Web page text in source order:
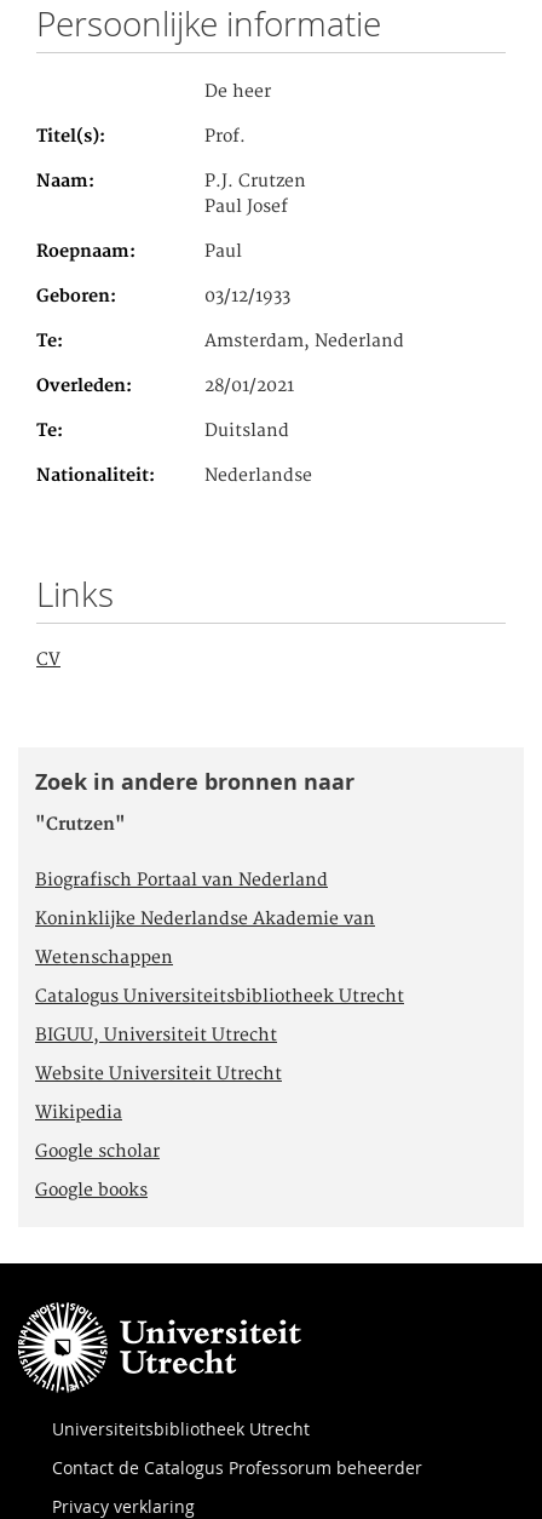
Persoonlijke informatie
De heer
Titel(s) Prof.
Naam
P.J. Crutzen
Paul Josef
Roepnaam Paul
Geboren 03/12/1933
Te Amsterdam, Nederland
Overleden 28/01/2021
Te Duitsland
Nationaliteit Nederlandse
Links
CV
Zoek in andere bronnen naar
"Crutzen"
Biografisch Portaal van Nederland
Koninklijke Nederlandse Akademie van
Wetenschappen
Catalogus Universiteitsbibliotheek Utrecht
BIGUU, Universiteit Utrecht
Website Universiteit Utrecht
Wikipedia
Google scholar
Google books
Universiteitsbibliotheek Utrecht
Contact de Catalogus Professorum beheerder
Privacy verklaring